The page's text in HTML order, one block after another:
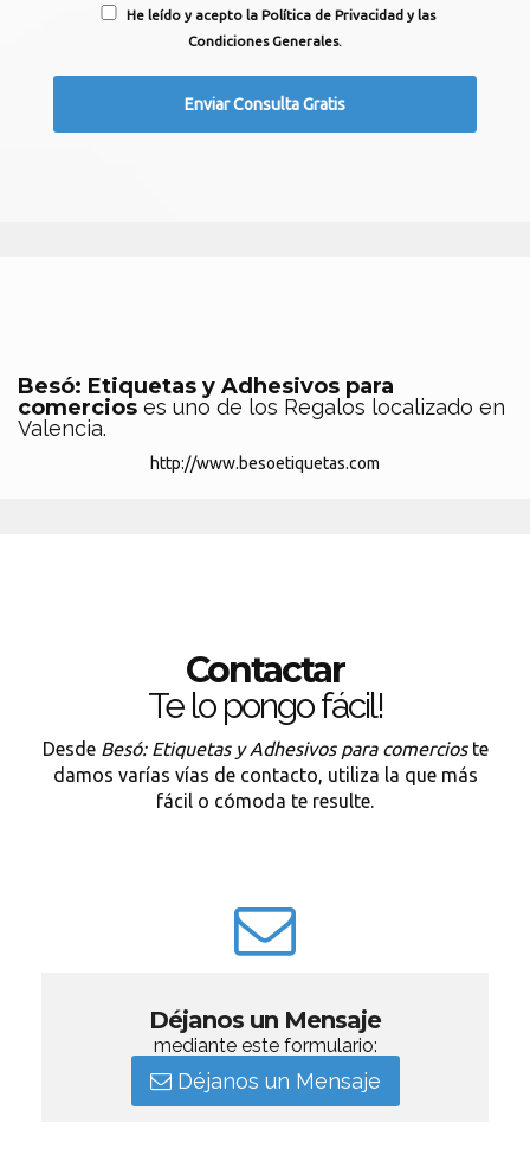
He leído y acepto la Política de Privacidad y las
Condiciones Generales.
Besó: Etiquetas y Adhesivos para
comercios es uno de los Regalos localizado en
Valencia.
http://www.besoetiquetas.com
Contactar
Te lo pongo fácil!
Desde Besó: Etiquetas y Adhesivos para comercioste
damos varías vías de contacto, utiliza la que más
fácil o cómoda te resulte.
Déjanos un Mensaje
mediante este formulario:
Déjanos un Mensaje